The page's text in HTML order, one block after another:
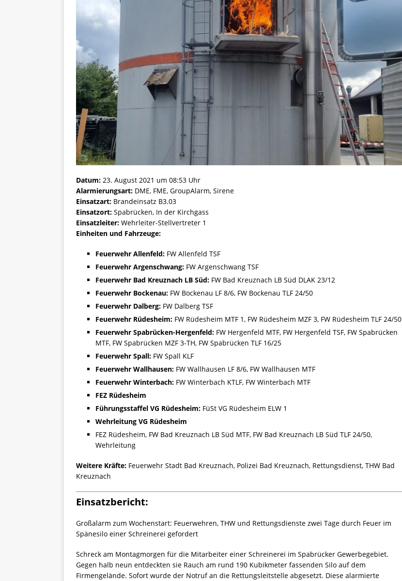
Datum: 23. August 2021 um 08:53 Uhr
Alarmierungsart: DME, FME, GroupAlarm, Sirene
Einsatzart: Brandeinsatz B3.03
Einsatzort: Spabrücken, In der Kirchgass
Einsatzleiter: Wehrleiter-Stellvertreter 1
Einheiten und Fahrzeuge:
Feuerwehr Allenfeld: FW Allenfeld TSF
Feuerwehr Argenschwang: FW Argenschwang TSF
Feuerwehr Bad Kreuznach LB Süd: FW Bad Kreuznach LB Süd DLAK 23/12
Feuerwehr Bockenau: FW Bockenau LF 8/6, FW Bockenau TLF 24/50
Feuerwehr Dalberg: FW Dalberg TSF
Feuerwehr Rüdesheim: FW Rüdesheim MTF 1, FW Rüdesheim MZF 3, FW Rüdesheim TLF 24/50
Feuerwehr Spabrücken-Hergenfeld: FW Hergenfeld MTF, FW Hergenfeld TSF, FW Spabrücken
MTF, FW Spabrücken MZF 3-TH, FW Spabrücken TLF 16/25
Feuerwehr Spall: FW Spall KLF
Feuerwehr Wallhausen: FW Wallhausen LF 8/6, FW Wallhausen MTF
Feuerwehr Winterbach: FW Winterbach KTLF, FW Winterbach MTF
FEZ Rüdesheim
Führungsstaffel VG Rüdesheim: FüSt VG Rüdesheim ELW 1
Wehrleitung VG Rüdesheim
FEZ Rüdesheim, FW Bad Kreuznach LB Süd MTF, FW Bad Kreuznach LB Süd TLF 24/50,
Wehrleitung
Weitere Kräfte: Feuerwehr Stadt Bad Kreuznach, Polizei Bad Kreuznach, Rettungsdienst, THW Bad
Kreuznach
Einsatzbericht:
Großalarm zum Wochenstart: Feuerwehren, THW und Rettungsdienste zwei Tage durch Feuer im
Spänesilo einer Schreinerei gefordert
Schreck am Montagmorgen für die Mitarbeiter einer Schreinerei im Spabrücker Gewerbegebiet.
Gegen halb neun entdeckten sie Rauch am rund 190 Kubikmeter fassenden Silo auf dem
Firmengelände. Sofort wurde der Notruf an die Rettungsleitstelle abgesetzt. Diese alarmierte